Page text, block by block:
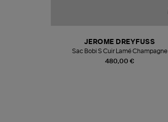
480,00 €
JEROME DREYFUSS
Sac Bobi S Cuir Lamé Champagne